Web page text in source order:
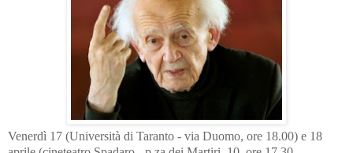
Venerdì 17 (Università di Taranto - via Duomo, ore 18.00) e 18